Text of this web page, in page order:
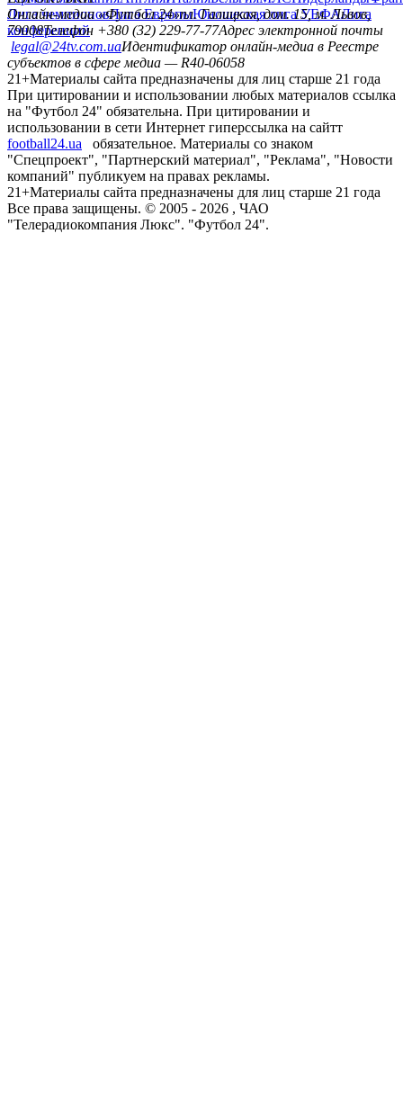
Лига чемпионовЛига ЕвропыЮношеская лига УЕФАЛига
конференций
Онлайн-медиа «Футбол 24»пл. Галицкая, дом. 15, м. Львов,
79008Телефон +380 (32) 229-77-77Адрес электронной почты
legal@24tv.com.uaИдентификатор онлайн-медиа в Реестре
субъектов в сфере медиа — R40-06058
21+Материалы сайта предназначены для лиц старше 21 года
При цитировании и использовании любых материалов ссылка
на "Футбол 24" обязательна. При цитировании и
использовании в сети Интернет гиперссылка на сайтт
football24.ua
обязательное. Материалы со знаком
"Спецпроект", "Партнерский материал", "Реклама", "Новости
компаний" публикуем на правах рекламы.
21+Материалы сайта предназначены для лиц старше 21 года
Все права защищены. © 2005 - 2026 , ЧАО
"Телерадиокомпания Люкс". "Футбол 24".